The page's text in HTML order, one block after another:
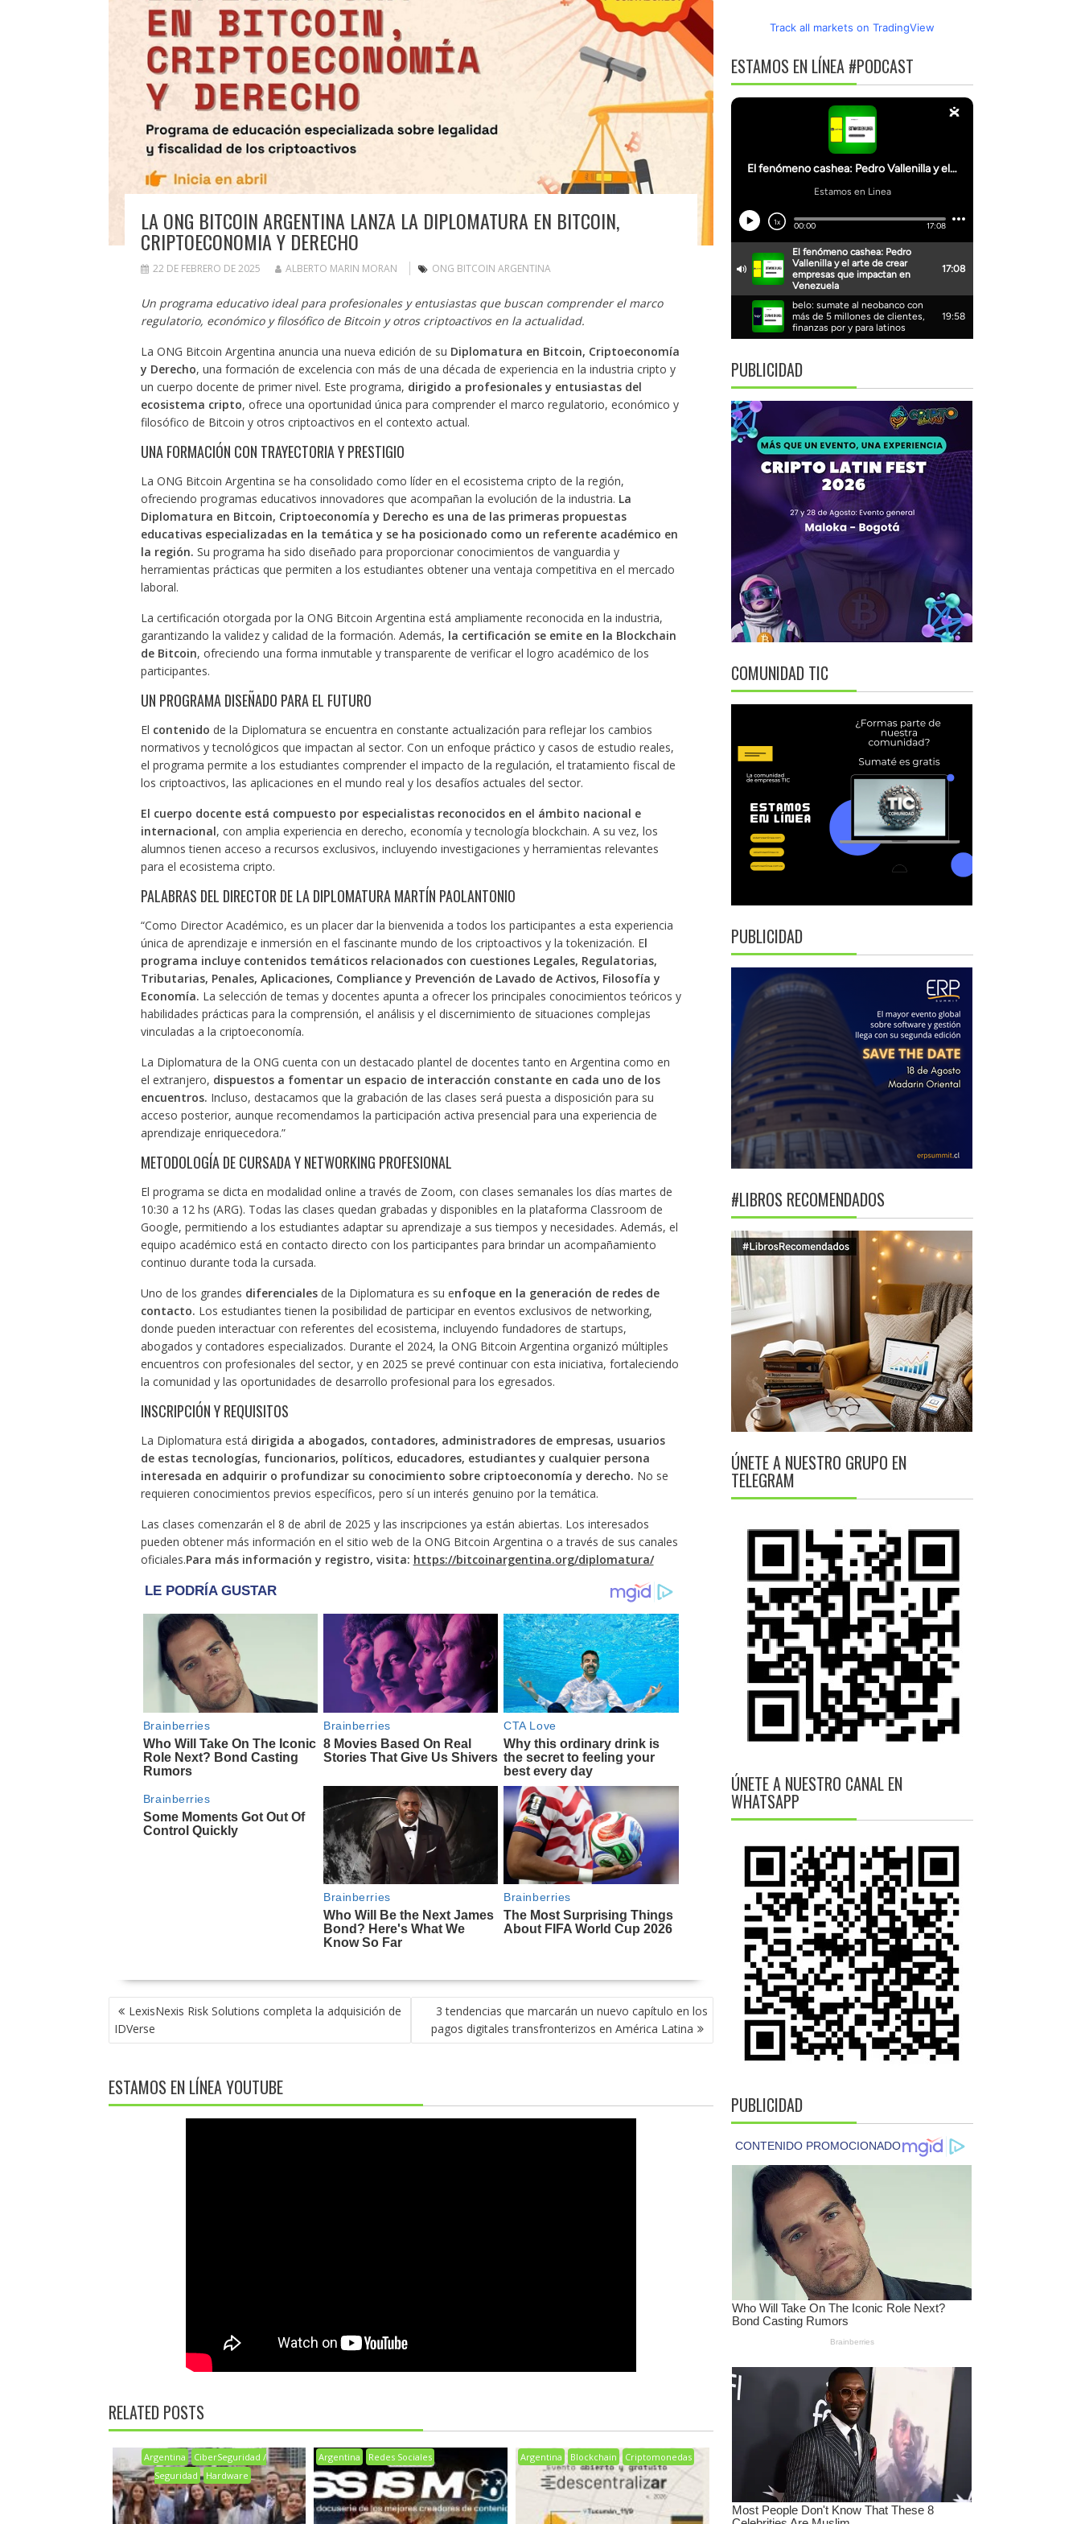
LA ONG BITCOIN ARGENTINA LANZA LA DIPLOMATURA EN BITCOIN,
CRIPTOECONOMIA Y DERECHO
22 DE FEBRERO DE 2025 ALBERTO MARIN MORAN ONG BITCOIN ARGENTINA
Un programa educativo ideal para profesionales y entusiastas que buscan comprender el marco
regulatorio, económico y filosófico de Bitcoin y otros criptoactivos en la actualidad.
La ONG Bitcoin Argentina anuncia una nueva edición de su Diplomatura en Bitcoin, Criptoeconomía
y Derecho, una formación de excelencia con más de una década de experiencia en la industria cripto y
un cuerpo docente de primer nivel. Este programa, dirigido a profesionales y entusiastas del
ecosistema cripto, ofrece una oportunidad única para comprender el marco regulatorio, económico y
filosófico de Bitcoin y otros criptoactivos en el contexto actual.
UNA FORMACIÓN CON TRAYECTORIA Y PRESTIGIO
La ONG Bitcoin Argentina se ha consolidado como líder en el ecosistema cripto de la región,
ofreciendo programas educativos innovadores que acompañan la evolución de la industria. La
Diplomatura en Bitcoin, Criptoeconomía y Derecho es una de las primeras propuestas
educativas especializadas en la temática y se ha posicionado como un referente académico en
la región. Su programa ha sido diseñado para proporcionar conocimientos de vanguardia y
herramientas prácticas que permiten a los estudiantes obtener una ventaja competitiva en el mercado
laboral.
La certificación otorgada por la ONG Bitcoin Argentina está ampliamente reconocida en la industria,
garantizando la validez y calidad de la formación. Además, la certificación se emite en la Blockchain
de Bitcoin, ofreciendo una forma inmutable y transparente de verificar el logro académico de los
participantes.
UN PROGRAMA DISEÑADO PARA EL FUTURO
El contenido de la Diplomatura se encuentra en constante actualización para reflejar los cambios
normativos y tecnológicos que impactan al sector. Con un enfoque práctico y casos de estudio reales,
el programa permite a los estudiantes comprender el impacto de la regulación, el tratamiento fiscal de
los criptoactivos, las aplicaciones en el mundo real y los desafíos actuales del sector.
El cuerpo docente está compuesto por especialistas reconocidos en el ámbito nacional e
internacional, con amplia experiencia en derecho, economía y tecnología blockchain. A su vez, los
alumnos tienen acceso a recursos exclusivos, incluyendo investigaciones y herramientas relevantes
para el ecosistema cripto.
PALABRAS DEL DIRECTOR DE LA DIPLOMATURA MARTÍN PAOLANTONIO
“Como Director Académico, es un placer dar la bienvenida a todos los participantes a esta experiencia
única de aprendizaje e inmersión en el fascinante mundo de los criptoactivos y la tokenización. El
programa incluye contenidos temáticos relacionados con cuestiones Legales, Regulatorias,
Tributarias, Penales, Aplicaciones, Compliance y Prevención de Lavado de Activos, Filosofía y
Economía. La selección de temas y docentes apunta a ofrecer los principales conocimientos teóricos y
habilidades prácticas para la comprensión, el análisis y el discernimiento de situaciones complejas
vinculadas a la criptoeconomía.
La Diplomatura de la ONG cuenta con un destacado plantel de docentes tanto en Argentina como en
el extranjero, dispuestos a fomentar un espacio de interacción constante en cada uno de los
encuentros. Incluso, destacamos que la grabación de las clases será puesta a disposición para su
acceso posterior, aunque recomendamos la participación activa presencial para una experiencia de
aprendizaje enriquecedora.”
METODOLOGÍA DE CURSADA Y NETWORKING PROFESIONAL
El programa se dicta en modalidad online a través de Zoom, con clases semanales los días martes de
10:30 a 12 hs (ARG). Todas las clases quedan grabadas y disponibles en la plataforma Classroom de
Google, permitiendo a los estudiantes adaptar su aprendizaje a sus tiempos y necesidades. Además, el
equipo académico está en contacto directo con los participantes para brindar un acompañamiento
continuo durante toda la cursada.
Uno de los grandes diferenciales de la Diplomatura es su enfoque en la generación de redes de
contacto. Los estudiantes tienen la posibilidad de participar en eventos exclusivos de networking,
donde pueden interactuar con referentes del ecosistema, incluyendo fundadores de startups,
abogados y contadores especializados. Durante el 2024, la ONG Bitcoin Argentina organizó múltiples
encuentros con profesionales del sector, y en 2025 se prevé continuar con esta iniciativa, fortaleciendo
la comunidad y las oportunidades de desarrollo profesional para los egresados.
INSCRIPCIÓN Y REQUISITOS
La Diplomatura está dirigida a abogados, contadores, administradores de empresas, usuarios
de estas tecnologías, funcionarios, políticos, educadores, estudiantes y cualquier persona
interesada en adquirir o profundizar su conocimiento sobre criptoeconomía y derecho. No se
requieren conocimientos previos específicos, pero sí un interés genuino por la temática.
Las clases comenzarán el 8 de abril de 2025 y las inscripciones ya están abiertas. Los interesados
pueden obtener más información en el sitio web de la ONG Bitcoin Argentina o a través de sus canales
oficiales.Para más información y registro, visita: https://bitcoinargentina.org/diplomatura/
NAVEGACIÓN
DE
ENTRADAS
LexisNexis Risk Solutions completa la adquisición de
IDVerse
3 tendencias que marcarán un nuevo capítulo en los
pagos digitales transfronterizos en América Latina
ESTAMOS EN LÍNEA YOUTUBE
RELATED POSTS
Argentina
CiberSeguridad /
Seguridad
Hardware
Argentina Redes Sociales Argentina Blockchain Criptomonedas
Track all markets on TradingView
ESTAMOS EN LÍNEA #PODCAST
PUBLICIDAD
COMUNIDAD TIC
PUBLICIDAD
#LIBROS RECOMENDADOS
ÚNETE A NUESTRO GRUPO EN
TELEGRAM
ÚNETE A NUESTRO CANAL EN
WHATSAPP
PUBLICIDAD